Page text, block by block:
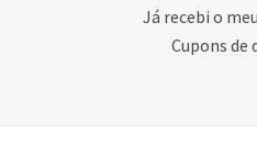
Já recebi o
Cupons de